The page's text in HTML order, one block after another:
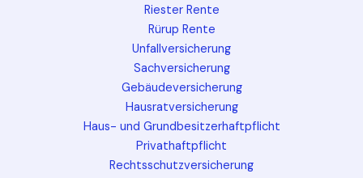
Riester Rente
Rürup Rente
Unfallversicherung
Sachversicherung
Gebäudeversicherung
Hausratversicherung
Haus- und Grundbesitzerhaftpflicht
Privathaftpflicht
Rechtsschutzversicherung